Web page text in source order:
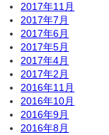
2017年11月
2017年7月
2017年6月
2017年5月
2017年4月
2017年2月
2016年11月
2016年10月
2016年9月
2016年8月